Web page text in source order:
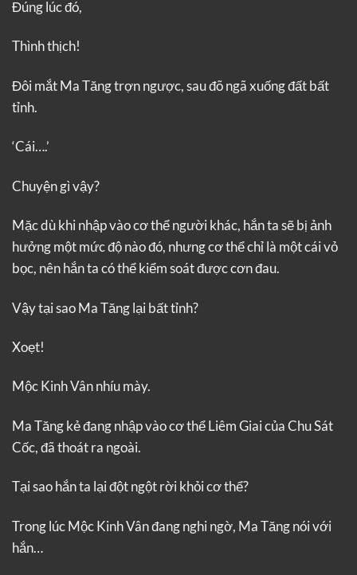
Đúng lúc đó,
Thình thịch!
Đôi mắt Ma Tăng trợn ngược, sau đõ ngã xuống đất bất
tỉnh.
‘Cái….’
Chuyện gì vậy?
Mặc dù khi nhập vào cơ thể người khác, hắn ta sẽ bị ảnh
hưởng một mức độ nào đó, nhưng cơ thể chỉ là một cái vỏ
bọc, nên hắn ta có thể kiểm soát được cơn đau.
Vậy tại sao Ma Tăng lại bất tỉnh?
Xoẹt!
Mộc Kinh Vân nhíu mày.
Ma Tăng kẻ đang nhập vào cơ thể Liêm Giai của Chu Sát
Cốc, đã thoát ra ngoài.
Tại sao hắn ta lại đột ngột rời khỏi cơ thể?
Trong lúc Mộc Kinh Vân đang nghi ngờ, Ma Tăng nói với
hắn…